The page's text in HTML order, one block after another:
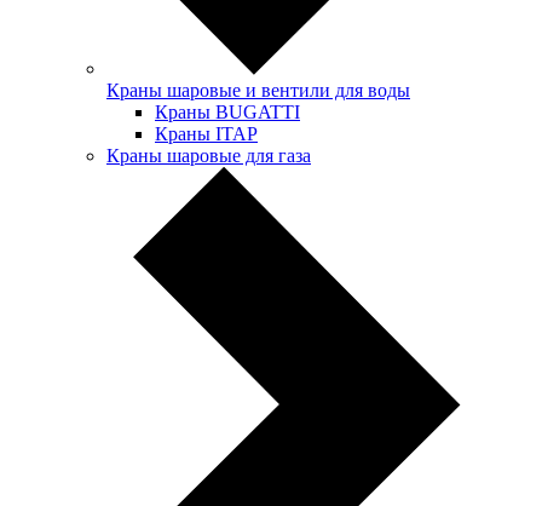
Краны шаровые и вентили для воды
Краны BUGATTI
Краны ITAP
Краны шаровые для газа